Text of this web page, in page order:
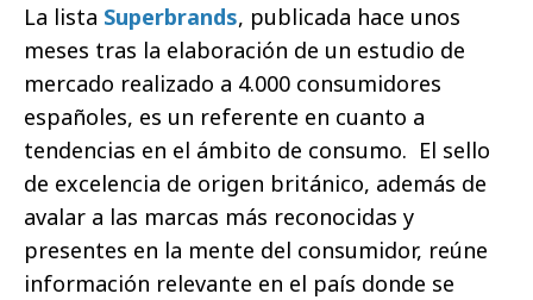
La lista Superbrands, publicada hace unos
meses tras la elaboración de un estudio de
mercado realizado a 4.000 consumidores
españoles, es un referente en cuanto a
tendencias en el ámbito de consumo. El sello
de excelencia de origen británico, además de
avalar a las marcas más reconocidas y
presentes en la mente del consumidor, reúne
información relevante en el país donde se